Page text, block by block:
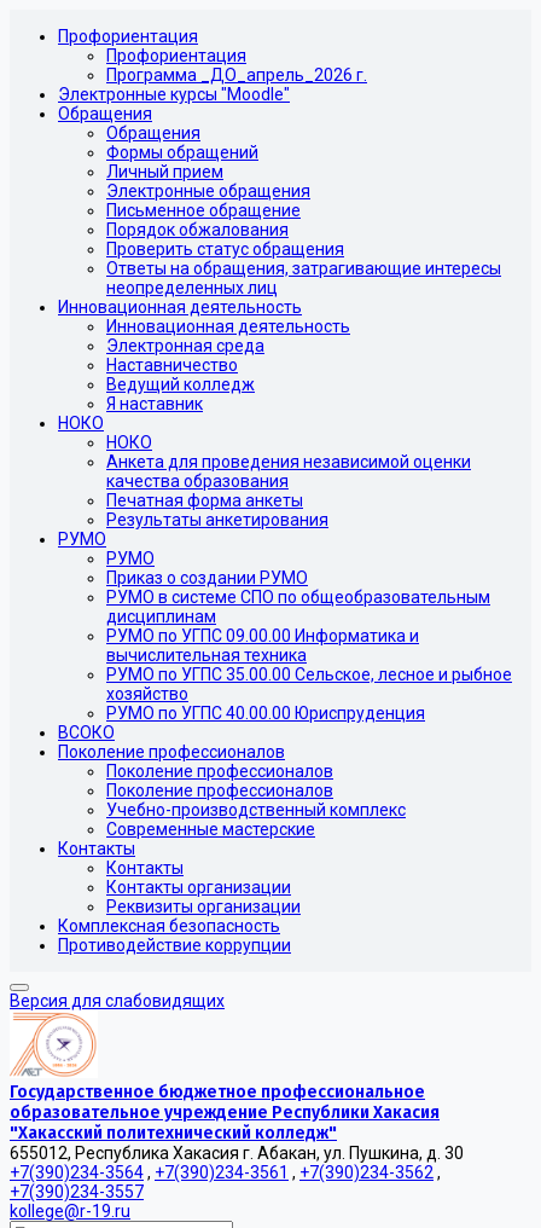
Профориентация
Профориентация
Программа _ДО_апрель_2026 г.
Электронные курсы "Moodle"
Обращения
Обращения
Формы обращений
Личный прием
Электронные обращения
Письменное обращение
Порядок обжалования
Проверить статус обращения
Ответы на обращения, затрагивающие интересы
неопределенных лиц
Инновационная деятельность
Инновационная деятельность
Электронная среда
Наставничество
Ведущий колледж
Я наставник
НОКО
НОКО
Анкета для проведения независимой оценки
качества образования
Печатная форма анкеты
Результаты анкетирования
РУМО
РУМО
Приказ о создании РУМО
РУМО в системе СПО по общеобразовательным
дисциплинам
РУМО по УГПС 09.00.00 Информатика и
вычислительная техника
РУМО по УГПС 35.00.00 Сельское, лесное и рыбное
хозяйство
РУМО по УГПС 40.00.00 Юриспруденция
ВСОКО
Поколение профессионалов
Поколение профессионалов
Поколение профессионалов
Учебно-производственный комплекс
Современные мастерские
Контакты
Контакты
Контакты организации
Реквизиты организации
Комплексная безопасность
Противодействие коррупции
Версия для слабовидящих
Государственное бюджетное профессиональное
образовательное учреждение Республики Хакасия
"Хакасский политехнический колледж"
655012, Республика Хакасия г. Абакан, ул. Пушкина, д. 30
+7(390)234-3564, +7(390)234-3561 , +7(390)234-3562 ,
+7(390)234-3557
kollege@r-19.ru